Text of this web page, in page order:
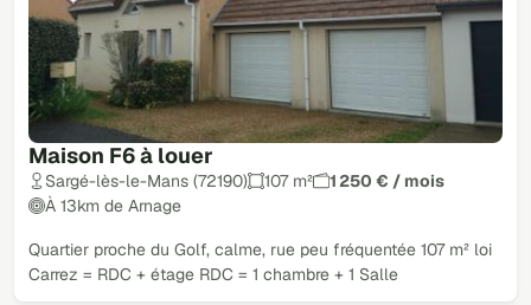
Maison F6 à louer
Sargé-lès-le-Mans (72190) 107 m²
1 250 € / mois
À 13km de Arnage
Quartier proche du Golf, calme, rue peu fréquentée 107 m² loi
Carrez = RDC + étage RDC = 1 chambre + 1 Salle